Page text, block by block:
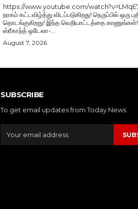
https://www.youtube.com/
நரகம் கட்டவிழ்த்து விடப்படுகிறது! நெருப்பில் ஒரு
தொடங்குகிறது! இந்த வெறியாட்டத்தை
ஸ்ரீகாந்த் ஒடேலா-...
August 7, 2026
SUBSCRIBE
To get email updates from Today News.